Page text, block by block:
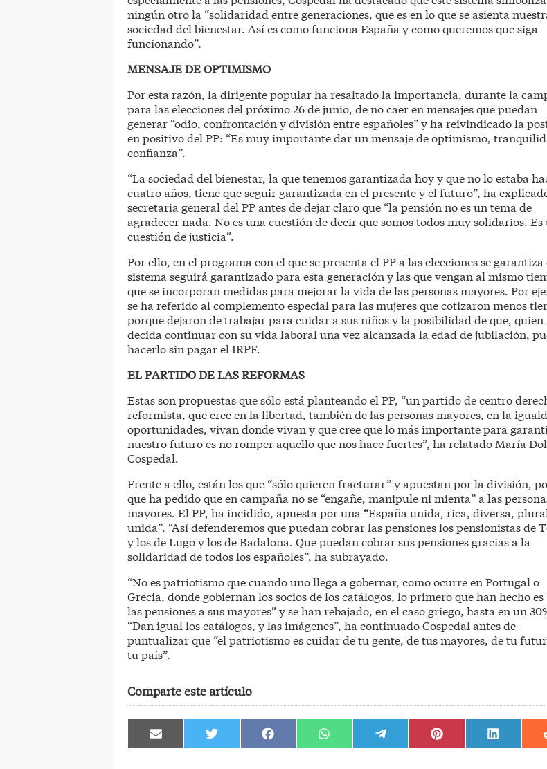
ningún otro la “solidaridad entre generaciones, que es en lo que se asienta
sociedad del bienestar. Así es como funciona España y como queremos que siga
funcionando”.
MENSAJE DE OPTIMISMO
Por esta razón, la dirigente popular ha resaltado la importancia, durante la
para las elecciones del próximo 26 de junio, de no caer en mensajes que puedan
generar “odio, confrontación y división entre españoles” y ha reivindicado la
en positivo del PP: “Es muy importante dar un mensaje de optimismo,
confianza”.
“La sociedad del bienestar, la que tenemos garantizada hoy y que no lo estaba
cuatro años, tiene que seguir garantizada en el presente y el futuro”, ha
secretaria general del PP antes de dejar claro que “la pensión no es un tema de
agradecer nada. No es una cuestión de decir que somos todos muy solidarios. Es
cuestión de justicia”.
Por ello, en el programa con el que se presenta el PP a las elecciones se garantiza
sistema seguirá garantizado para esta generación y las que vengan al mismo
que se incorporan medidas para mejorar la vida de las personas mayores. Por
se ha referido al complemento especial para las mujeres que cotizaron menos
porque dejaron de trabajar para cuidar a sus niños y la posibilidad de que, quien
decida continuar con su vida laboral una vez alcanzada la edad de jubilación,
hacerlo sin pagar el IRPF.
EL PARTIDO DE LAS REFORMAS
Estas son propuestas que sólo está planteando el PP, “un partido de centro
reformista, que cree en la libertad, también de las personas mayores, en la
oportunidades, vivan donde vivan y que cree que lo más importante para
nuestro futuro es no romper aquello que nos hace fuertes”, ha relatado María
Cospedal.
Frente a ello, están los que “sólo quieren fracturar” y apuestan por la división,
que ha pedido que en campaña no se “engañe, manipule ni mienta” a las
mayores. El PP, ha incidido, apuesta por una “España unida, rica, diversa,
unida”. “Así defenderemos que puedan cobrar las pensiones los pensionistas de
y los de Lugo y los de Badalona. Que puedan cobrar sus pensiones gracias a la
solidaridad de todos los españoles”, ha subrayado.
“No es patriotismo que cuando uno llega a gobernar, como ocurre en Portugal o
Grecia, donde gobiernan los socios de los catálogos, lo primero que han hecho
las pensiones a sus mayores” y se han rebajado, en el caso griego, hasta en un
“Dan igual los catálogos, y las imágenes”, ha continuado Cospedal antes de
puntualizar que “el patriotismo es cuidar de tu gente, de tus mayores, de tu
tu país”.
Comparte este artículo
Compartir
en
Compartir
en
Compartir
en
Compartir
en
Compartir
en
Compartir
en
Compartir
en